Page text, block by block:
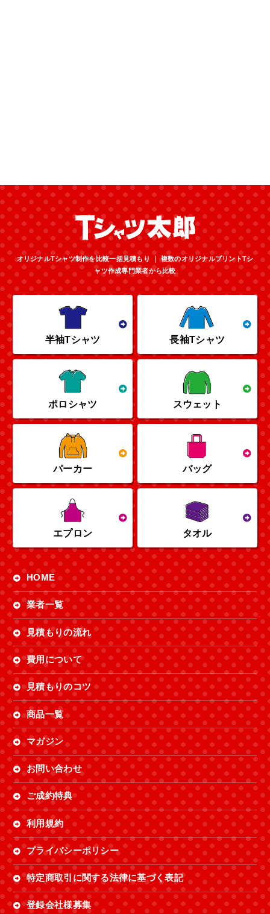
オリジナルTシャツ制作を比較一括見積もり ｜ 複数のオリジナルプリントTシ
ャツ作成専門業者から比較
半袖Tシャツ 長袖Tシャツ
ポロシャツ スウェット
パーカー バッグ
エプロン タオル
HOME
業者一覧
見積もりの流れ
費用について
見積もりのコツ
商品一覧
マガジン
お問い合わせ
ご成約特典
利用規約
プライバシーポリシー
特定商取引に関する法律に基づく表記
登録会社様募集